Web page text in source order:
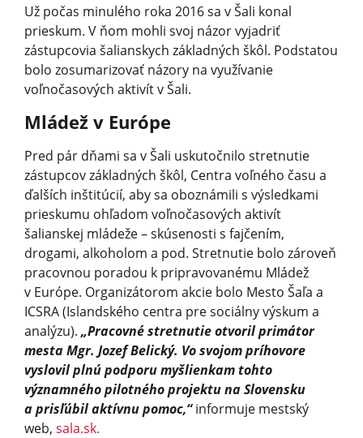
Už počas minulého roka 2016 sa v Šali konal
prieskum. V ňom mohli svoj názor vyjadriť
zástupcovia šalianskych základných škôl. Podstatou
bolo zosumarizovať názory na využívanie
voľnočasových aktivít v Šali.
Mládež v Európe
Pred pár dňami sa v Šali uskutočnilo stretnutie
zástupcov základných škôl, Centra voľného času a
ďalších inštitúcií, aby sa oboznámili s výsledkami
prieskumu ohľadom voľnočasových aktivít
šalianskej mládeže – skúsenosti s fajčením,
drogami, alkoholom a pod. Stretnutie bolo zároveň
pracovnou poradou k pripravovanému Mládež
v Európe. Organizátorom akcie bolo Mesto Šaľa a
ICSRA (Islandského centra pre sociálny výskum a
analýzu). „Pracovné stretnutie otvoril primátor
mesta Mgr. Jozef Belický. Vo svojom príhovore
vyslovil plnú podporu myšlienkam tohto
významného pilotného projektu na Slovensku
a prisľúbil aktívnu pomoc,“informuje mestský
web, sala.sk.